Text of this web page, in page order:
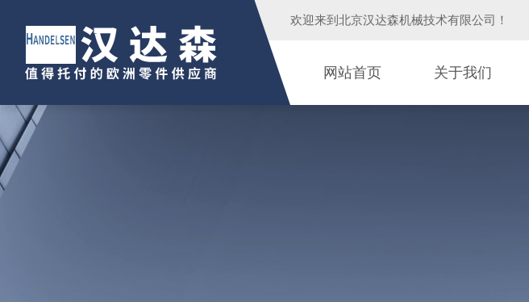
欢迎来到 北京汉达森机械技术有限公司 ！
网站首页 关于我们